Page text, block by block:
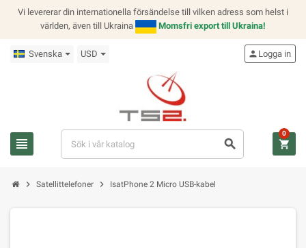
Vi levererar din internationella försändelse till vilken adress som helst i
världen, även till Ukraina
Momsfri export till Ukraina!
Svenska USD
view_headline search
person Logga in
shopping_cart
0
chevron_right Satellittelefoner chevron_right IsatPhone 2 Micro USB-kabel